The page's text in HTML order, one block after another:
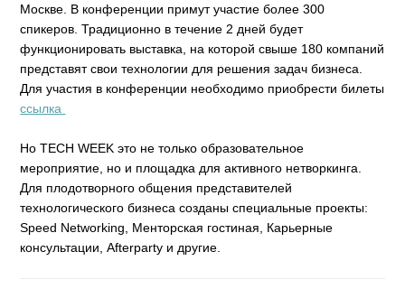
Москве. В конференции примут участие более 300
спикеров. Традиционно в течение 2 дней будет
функционировать выставка, на которой свыше 180 компаний
представят свои технологии для решения задач бизнеса.
Для участия в конференции необходимо приобрести билеты
ссылка
Но TECH WEEK это не только образовательное
мероприятие, но и площадка для активного нетворкинга.
Для плодотворного общения представителей
технологического бизнеса созданы специальные проекты:
Speed Networking, Менторская гостиная, Карьерные
консультации, Afterparty и другие.